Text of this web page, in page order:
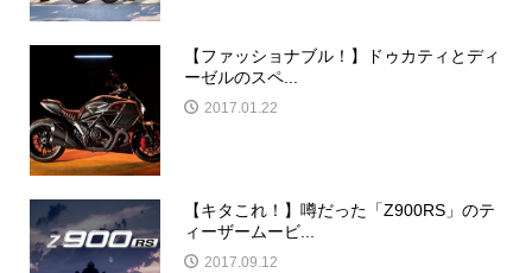
【ファッショナブル！】ドゥカティとディ
ーゼルのスペ...
2017.01.22
【キタこれ！】噂だった「Z900RS」のテ
ィーザームービ...
2017.09.12